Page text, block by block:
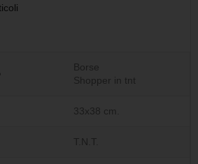
Borse
Shopper in tnt
33x38 cm.
T.N.T.